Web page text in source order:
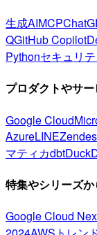
生成AIMCP
QGitHub Copilot
Pythonセキュリテ
プロダクトやサ
Google Cloud
AzureLINE
マティカdbt
特集やシリーズ
Google Cloud